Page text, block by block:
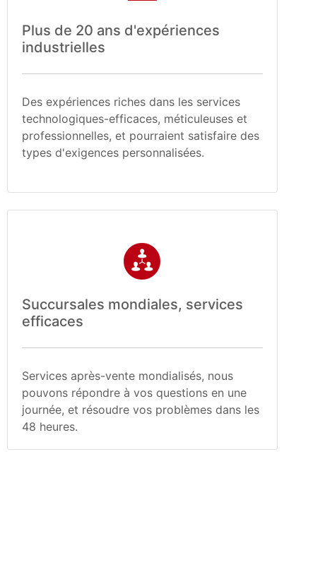
Plus de 20 ans d'expériences
industrielles
Des expériences riches dans les services
technologiques-efficaces, méticuleuses et
professionnelles, et pourraient satisfaire des
types d'exigences personnalisées.
Succursales mondiales, services
efficaces
Services après-vente mondialisés, nous
pouvons répondre à vos questions en une
journée, et résoudre vos problèmes dans les
48 heures.